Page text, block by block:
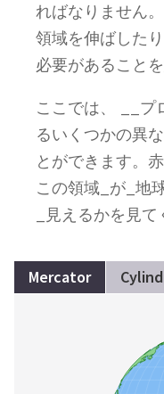
ればなりません
領域を伸ばした
必要があること
ここでは、 __プ
るいくつかの異
とができます。
この領域_が_地
_見えるかを見て
Mercator